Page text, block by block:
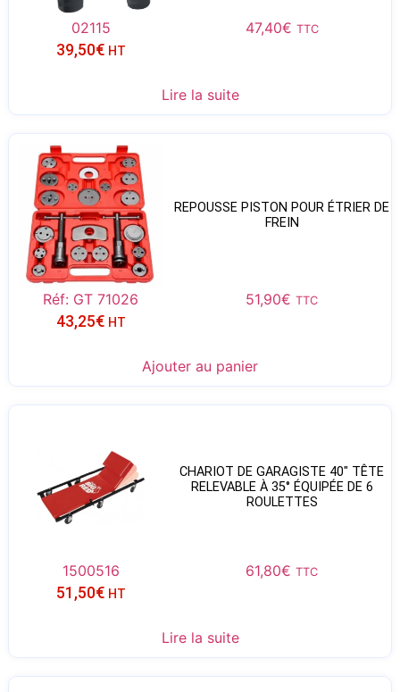
02115 47,40€ TTC
39,50€ HT
Lire la suite
REPOUSSE PISTON POUR ÉTRIER DE
FREIN
Réf: GT 71026 51,90€ TTC
43,25€ HT
Ajouter au panier
CHARIOT DE GARAGISTE 40″ TÊTE
RELEVABLE À 35° ÉQUIPÉE DE 6
ROULETTES
1500516 61,80€ TTC
51,50€ HT
Lire la suite